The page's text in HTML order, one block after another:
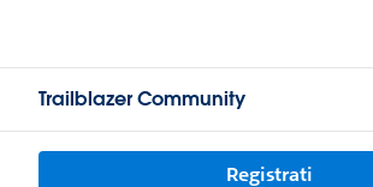
Trailblazer Community
Registrati